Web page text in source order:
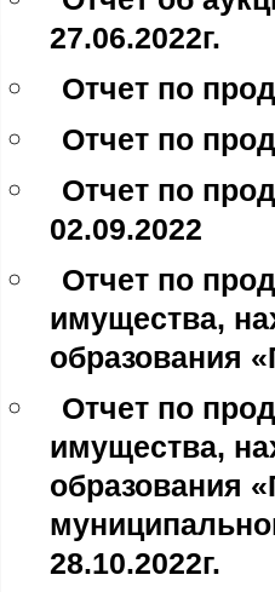
27.06.2022г.
Отчет по
Отчет по
Отчет по
02.09.2022
Отчет по
имущества,
образования
Отчет по
имущества,
образования
28.10.2022г.